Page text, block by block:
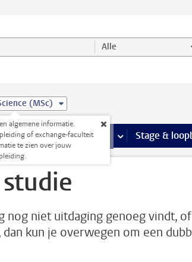
selecteer categorie Alle
(MSc)
algemene informatie.
of exchange-faculteit
te zien over jouw
Faciliteiten pagina’s
Extra studieactiviteiten meer Extra
Stage &
nog niet uitdaging genoeg vindt,
kun je overwegen om een